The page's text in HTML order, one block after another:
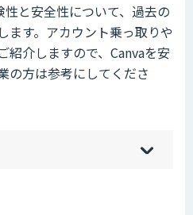
と安全性について、過去の
ます。アカウント乗っ取りや
紹介しますので、Canvaを安
の方は参考にしてくださ
hi
]
sh
]